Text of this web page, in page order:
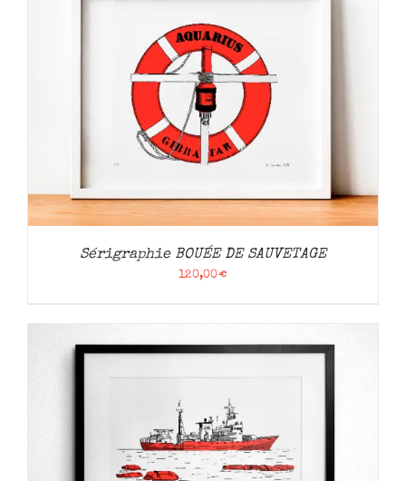
Sérigraphie BOUÉE DE SAUVETAGE
120,00€